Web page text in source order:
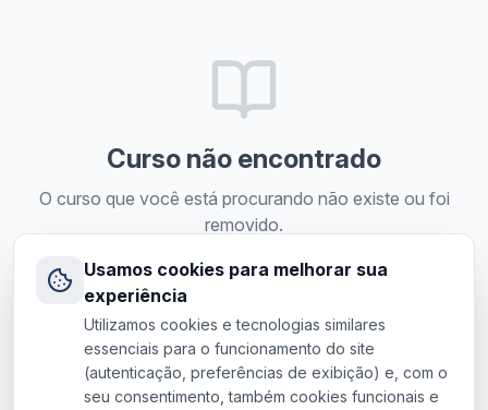
Curso não encontrado
O curso que você está procurando não existe ou foi
removido.
Voltar para o site
Usamos cookies para melhorar sua
experiência
Utilizamos cookies e tecnologias similares
essenciais para o funcionamento do site
(autenticação, preferências de exibição) e, com o
seu consentimento, também cookies funcionais e